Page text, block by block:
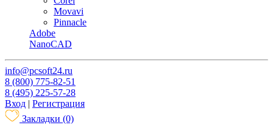
Movavi
Pinnacle
Adobe
NanoCAD
info@pcsoft24.ru
8 (800) 775-82-51
8 (495) 225-57-28
Вход | Регистрация
Закладки (0)